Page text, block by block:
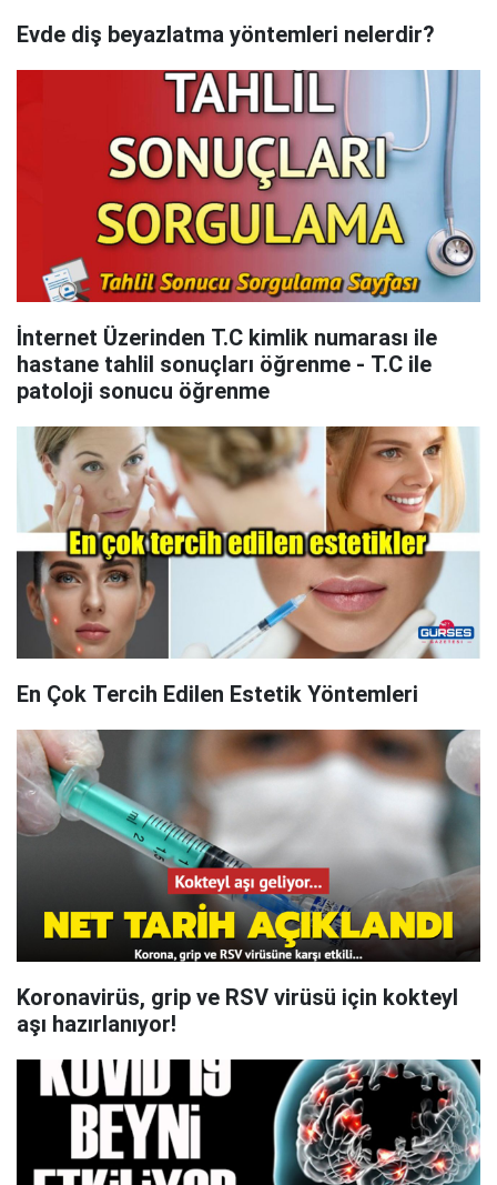
Evde diş beyazlatma yöntemleri nelerdir?
İnternet Üzerinden T.C kimlik numarası ile
hastane tahlil sonuçları öğrenme - T.C ile
patoloji sonucu öğrenme
En Çok Tercih Edilen Estetik Yöntemleri
Koronavirüs, grip ve RSV virüsü için kokteyl
aşı hazırlanıyor!